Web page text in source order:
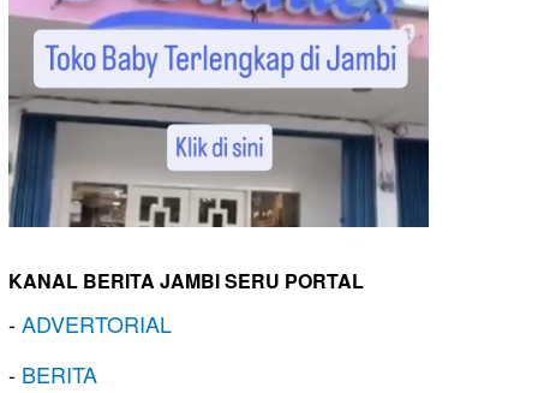
KANAL BERITA JAMBI SERU PORTAL
-ADVERTORIAL
- BERITA